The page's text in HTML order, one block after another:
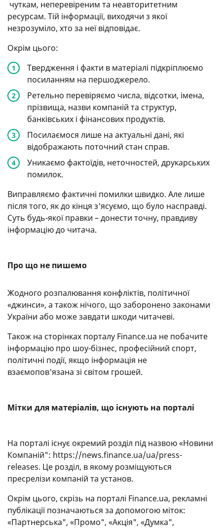
чуткам, неперевіреним та неавторитетним
ресурсам. Тій інформації, виходячи з якої
незрозуміло, хто за неї відповідає.
Окрім цього:
Твердження і факти в матеріалі підкріплюємо
посиланням на першоджерело.
Ретельно перевіряємо числа, відсотки, імена,
прізвища, назви компаній та структур,
банківських і фінансових продуктів.
Посилаємося лише на актуальні дані, які
відображають поточний стан справ.
Уникаємо фактоїдів, неточностей, друкарських
помилок.
Виправляємо фактичні помилки швидко. Але лише
після того, як до кінця з'ясуємо, що було насправді.
Суть будь-якої правки – донести точну, правдиву
інформацію до читача.
Про що не пишемо
Жодного розпалювання конфліктів, політичної
«джинси», а також нічого, що заборонено законами
України або може завдати шкоди читачеві.
Також на сторінках порталу Finance.ua не побачите
інформацію про шоу-бізнес, професійний спорт,
політичні події, якщо інформація не
взаємопов'язана зі світом грошей.
Мітки для матеріалів, що існують на порталі
На порталі існує окремий розділ під назвою «Новини
Компаній": https://news.finance.ua/ua/press-
releases. Це розділ, в якому розміщуються
пресрелізи компаній та установ.
Окрім цього, скрізь на порталі Finance.ua, рекламні
публікації позначаються за допомогою міток:
«Партнерська", «Промо", «Акція", «Думка",